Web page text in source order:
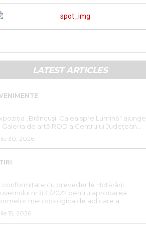
LATEST ARTICLES
„Brâncuși. Calea spre Lumină" ajunge
Galeria de artă ROD a Centrului Județean...
30, 2026
conformitate cu prevederile Hotărârii
nr.831/2022 pentru aprobarea
metodologica de aplicare a...
15, 2026